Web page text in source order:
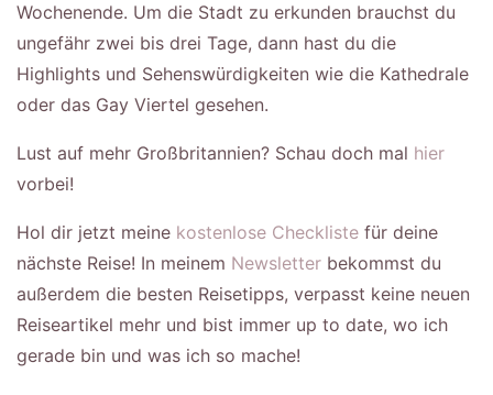
Wochenende. Um die Stadt zu erkunden brauchst du
ungefähr zwei bis drei Tage, dann hast du die
Highlights und Sehenswürdigkeiten wie die Kathedrale
oder das Gay Viertel gesehen.
Lust auf mehr Großbritannien? Schau doch mal hier
vorbei!
Hol dir jetzt meine kostenlose Checkliste für deine
nächste Reise! In meinem Newsletter bekommst du
außerdem die besten Reisetipps, verpasst keine neuen
Reiseartikel mehr und bist immer up to date, wo ich
gerade bin und was ich so mache!